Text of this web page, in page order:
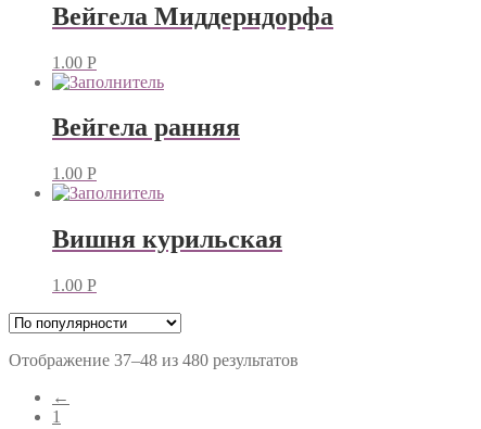
Вейгела Миддерндорфа
1.00 Р
Вейгела ранняя
1.00 Р
Вишня курильская
1.00 Р
Отображение 37–48 из 480 результатов
←
1